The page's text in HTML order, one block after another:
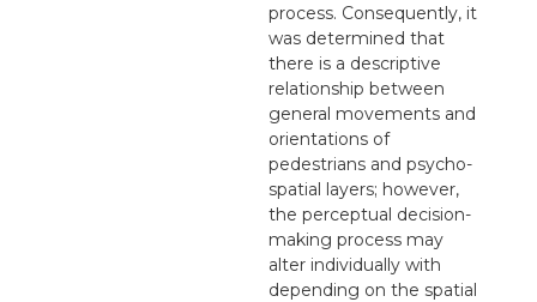
process. Consequently, it
was determined that
there is a descriptive
relationship between
general movements and
orientations of
pedestrians and psycho-
spatial layers; however,
the perceptual decision-
making process may
alter individually with
depending on the spatial